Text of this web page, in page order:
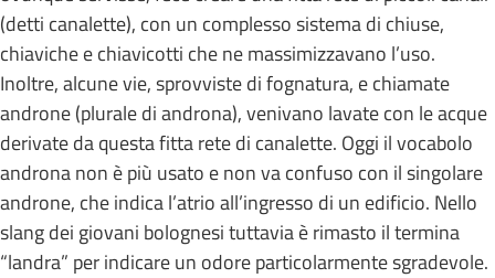
(detti canalette), con un complesso sistema di chiuse,
chiaviche e chiavicotti che ne massimizzavano l’uso.
Inoltre, alcune vie, sprovviste di fognatura, e chiamate
androne (plurale di androna), venivano lavate con le acque
derivate da questa fitta rete di canalette. Oggi il vocabolo
androna non è più usato e non va confuso con il singolare
androne, che indica l’atrio all’ingresso di un edificio. Nello
slang dei giovani bolognesi tuttavia è rimasto il termina
“landra” per indicare un odore particolarmente sgradevole.